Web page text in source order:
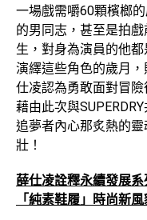
一場戲需嚼60顆檳榔
的男同志，甚至是拍
生，對身為演員的他
演繹這些角色的歲月
仕凌認為勇敢面對冒
藉由此次與
追夢者內心那炙熱的
壯！
薛仕凌詮釋永續發展
「純素鞋履」時尚新